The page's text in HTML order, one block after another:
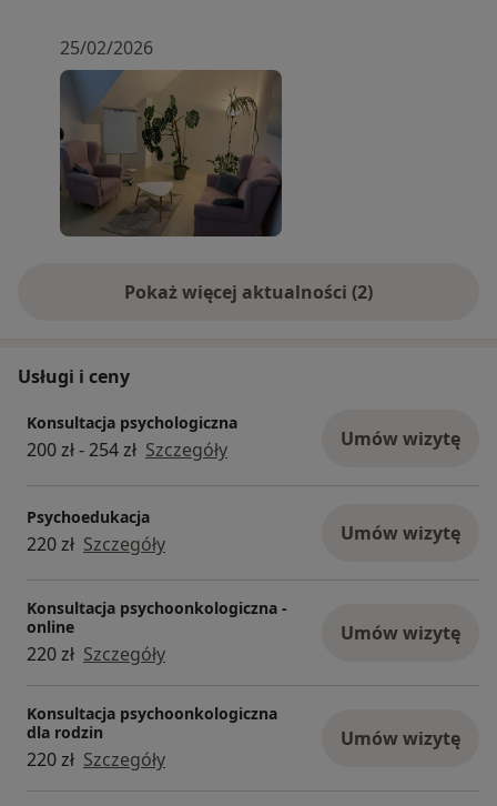
25/02/2026
Pokaż więcej aktualności (2)
Usługi i ceny
Konsultacja psychologiczna
200 zł - 254 zł Szczegóły Umów wizytę
Psychoedukacja
220 zł Szczegóły Umów wizytę
Konsultacja psychoonkologiczna -
online
220 zł Szczegóły
Umów wizytę
Konsultacja psychoonkologiczna
dla rodzin
220 zł Szczegóły
Umów wizytę